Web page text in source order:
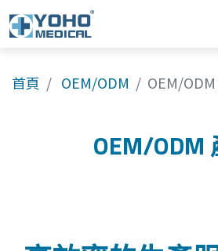
首頁 OEM/ODM OEM/
OEM/ODM